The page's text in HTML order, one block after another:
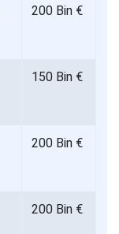
200 Bin €
150 Bin €
200 Bin €
200 Bin €